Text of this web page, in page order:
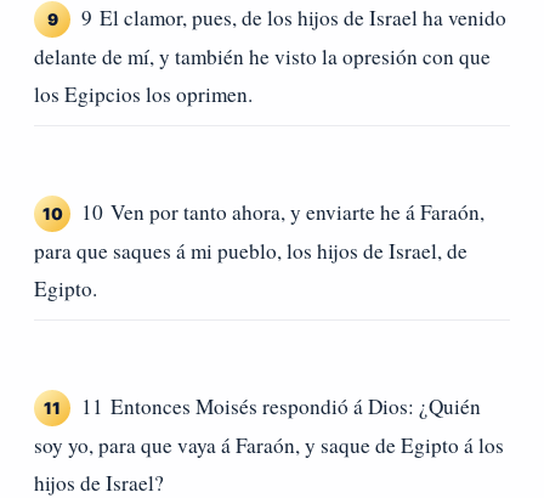
9
9 El clamor, pues, de los hijos de Israel ha venido
delante de mí, y también he visto la opresión con que
los Egipcios los oprimen.
10
10 Ven por tanto ahora, y enviarte he á Faraón,
para que saques á mi pueblo, los hijos de Israel, de
Egipto.
11
11 Entonces Moisés respondió á Dios: ¿Quién
soy yo, para que vaya á Faraón, y saque de Egipto á los
hijos de Israel?